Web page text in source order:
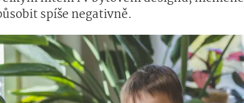
spíše negativně.